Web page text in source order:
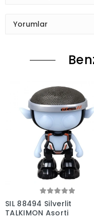
Yorumlar
SIL 88494 Silverlit
TALKIMON Asorti